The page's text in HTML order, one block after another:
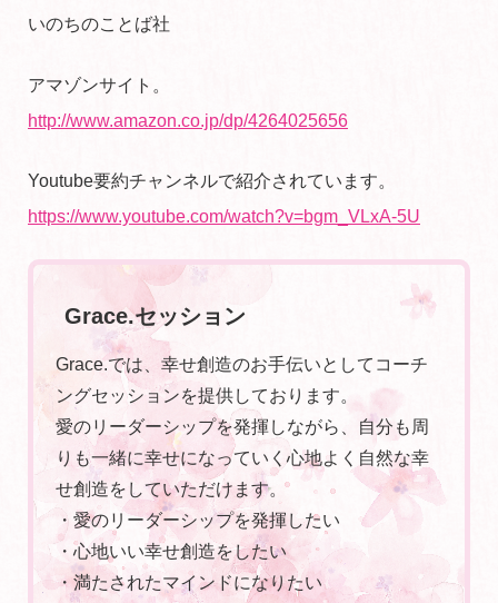
いのちのことば社
アマゾンサイト。
http://www.amazon.co.jp/dp/4264025656
Youtube要約チャンネルで紹介されています。
https://www.youtube.com/watch?v=bgm_VLxA-5U
Grace.セッション
Grace.では、幸せ創造のお手伝いとしてコーチ
ングセッションを提供しております。
愛のリーダーシップを発揮しながら、自分も周
りも一緒に幸せになっていく心地よく自然な幸
せ創造をしていただけます。
・愛のリーダーシップを発揮したい
・心地いい幸せ創造をしたい
・満たされたマインドになりたい